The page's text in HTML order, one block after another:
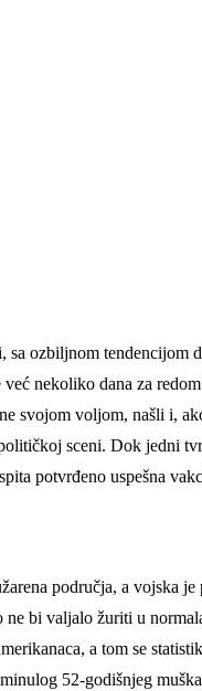
ozbiljnom
nekoliko dana za
svojom voljom, našli i,
sceni. Dok jedni
potvrđeno uspešna
područja, a vojska
bi valjalo žuriti u
a tom se
52-godišnjeg